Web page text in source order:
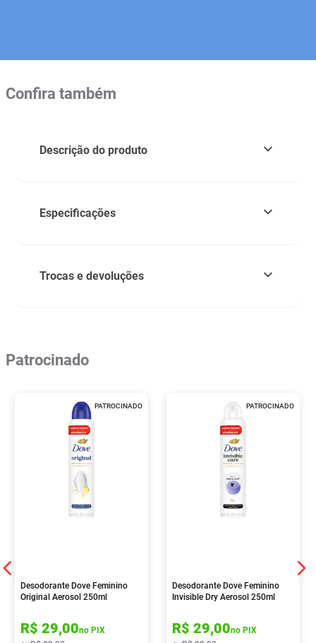
Confira também
Descrição do produto
Especificações
Trocas e devoluções
Patrocinado
PATROCINADO
Desodorante Dove Feminino
Original Aerosol 250ml
R$ 29,00no PIX
PATROCINADO
Desodorante Dove Feminino
Invisible Dry Aerosol 250ml
R$ 29,00no PIX